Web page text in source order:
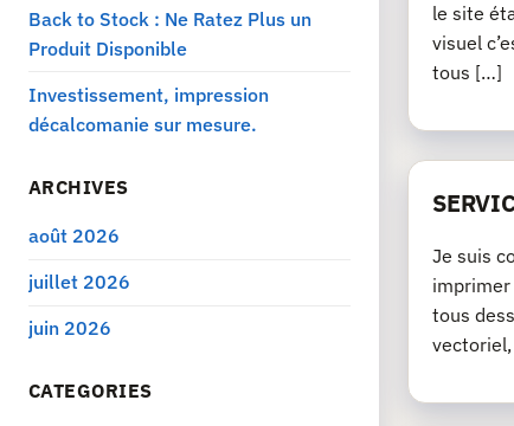
le site
visuel
tous […]
Je suis
imprimer
tous
Back to Stock : Ne Ratez Plus un
Produit Disponible
Investissement, impression
décalcomanie sur mesure.
ARCHIVES
août 2026
juillet 2026
juin 2026
CATEGORIES